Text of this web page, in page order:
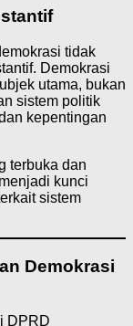
tidak
Demokrasi
utama, bukan
sistem politik
kepentingan
terbuka dan
kunci
sistem
Demokrasi
DPRD